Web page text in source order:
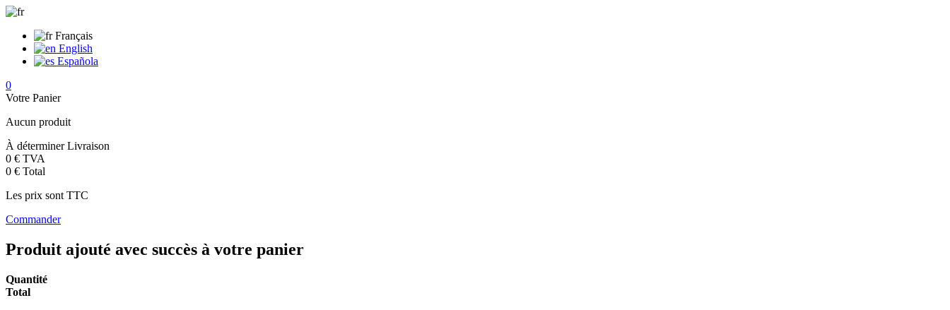
Français
English
Española
0
Votre Panier
Aucun produit
À déterminerLivraison
0 € TVA
0 € Total
Les prix sont TTC
Commander
Produit ajouté avec succès à votre panier
Quantité
Total